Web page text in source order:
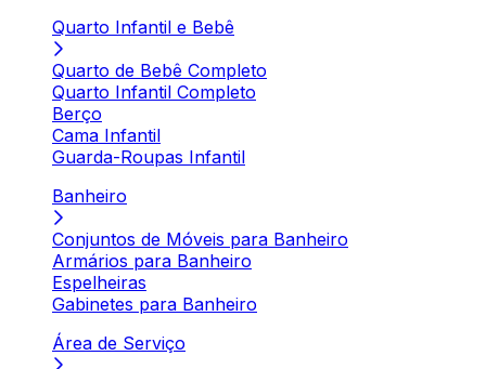
Quarto Infantil e Bebê
Quarto de Bebê Completo
Quarto Infantil Completo
Berço
Cama Infantil
Guarda-Roupas Infantil
Banheiro
Conjuntos de Móveis para Banheiro
Armários para Banheiro
Espelheiras
Gabinetes para Banheiro
Área de Serviço